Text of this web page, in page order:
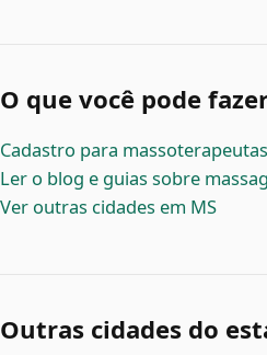
O que você pode
Cadastro para
Ler o blog e guias sobre
Ver outras cidades em MS
Outras cidades do